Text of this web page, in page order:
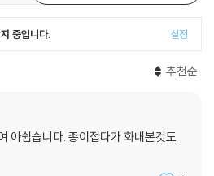
중입니다. 설정
추천순
아쉽습니다. 종이접다가 화내본것도